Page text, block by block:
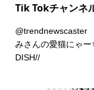
Tik Tokチャンネ
@trendnewscaster
みさんの愛猫にゃ
DISH//